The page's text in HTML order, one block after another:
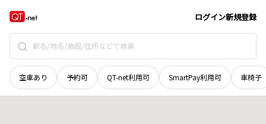
ログイン新規登録
空車あり 予約可 QT-net利用可 SmartPay利用可 車椅子
山口県